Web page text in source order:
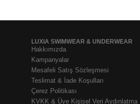
LUXIA SWIMWEAR & UNDERWEAR
Hakkımızda
Kampanyalar
Mesafeli Satış Sözleşmesi
Teslimat & İade Koşulları
Çerez Politikası
KVKK & Üye Kişisel Veri Aydınlatma